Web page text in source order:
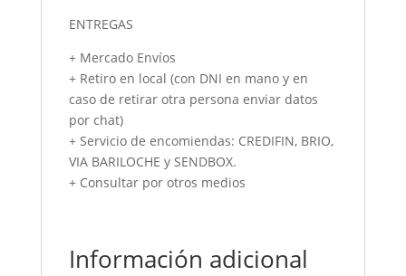
ENTREGAS
+ Mercado Envíos
+ Retiro en local (con DNI en mano y en
caso de retirar otra persona enviar datos
por chat)
+ Servicio de encomiendas: CREDIFIN, BRIO,
VIA BARILOCHE y SENDBOX.
+ Consultar por otros medios
Información adicional